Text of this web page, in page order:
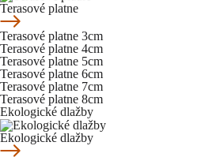
Terasové platne
Terasové platne 3cm
Terasové platne 4cm
Terasové platne 5cm
Terasové platne 6cm
Terasové platne 7cm
Terasové platne 8cm
Ekologické dlažby
Ekologické dlažby